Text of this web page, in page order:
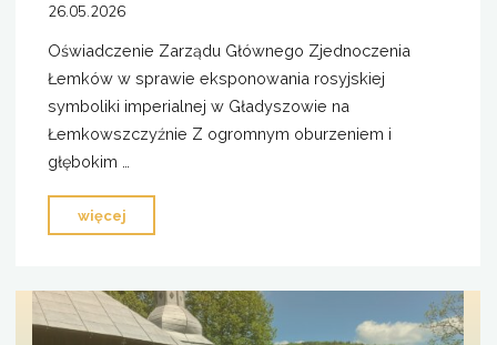
26.05.2026
Oświadczenie Zarządu Głównego Zjednoczenia
Łemków w sprawie eksponowania rosyjskiej
symboliki imperialnej w Gładyszowie na
Łemkowszczyźnie Z ogromnym oburzeniem i
głębokim …
więcej
Zjednoczenia
Łemków"